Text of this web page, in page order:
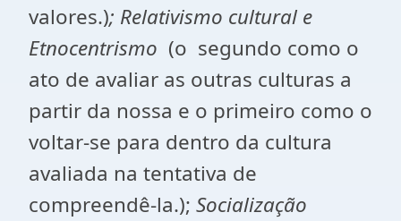
valores.); Relativismo cultural e
Etnocentrismo (o segundo como o
ato de avaliar as outras culturas a
partir da nossa e o primeiro como o
voltar-se para dentro da cultura
avaliada na tentativa de
compreendê-la.); Socialização